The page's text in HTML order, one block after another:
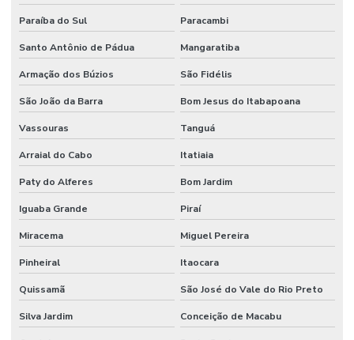
Projeto de sistema de combate a incêndio
Projeto de sprinkler
Projeto técnico corpo de bombeiros
Projeto de terraplanagem valor
Projeto de terraplenagem
Reuso de água industrial
Reuso da água indústria
Reuso da água na indústria de alimentos
Sdai sistema de detecção e alarme de incêndio
Paraíba do Sul Paracambi
Santo Antônio de Pádua Mangaratiba
Armação dos Búzios São Fidélis
São João da Barra Bom Jesus do Itabapoana
Vassouras Tanguá
Arraial do Cabo Itatiaia
Paty do Alferes Bom Jardim
Iguaba Grande Piraí
Miracema Miguel Pereira
Pinheiral Itaocara
Quissamã São José do Vale do Rio Preto
Silva Jardim Conceição de Macabu